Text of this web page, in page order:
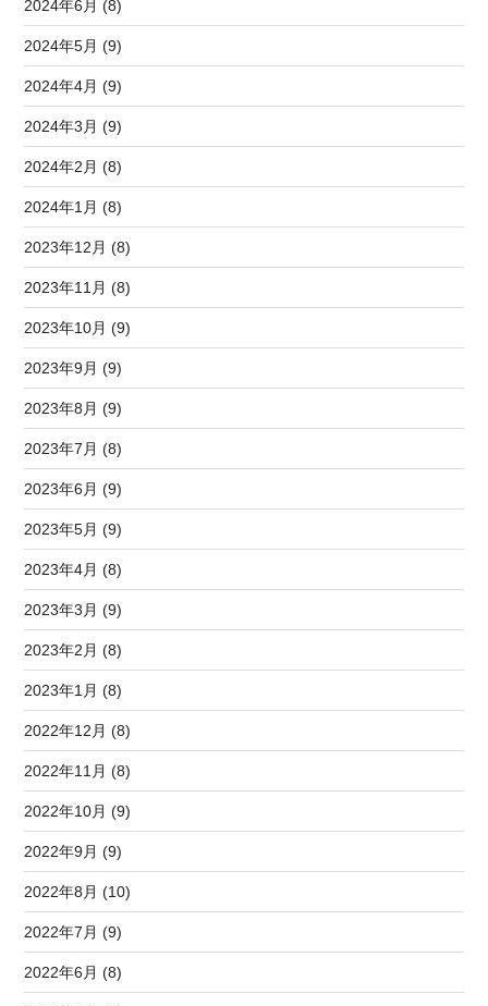
2024年6月 (8)
2024年5月 (9)
2024年4月 (9)
2024年3月 (9)
2024年2月 (8)
2024年1月 (8)
2023年12月 (8)
2023年11月 (8)
2023年10月 (9)
2023年9月 (9)
2023年8月 (9)
2023年7月 (8)
2023年6月 (9)
2023年5月 (9)
2023年4月 (8)
2023年3月 (9)
2023年2月 (8)
2023年1月 (8)
2022年12月 (8)
2022年11月 (8)
2022年10月 (9)
2022年9月 (9)
2022年8月 (10)
2022年7月 (9)
2022年6月 (8)